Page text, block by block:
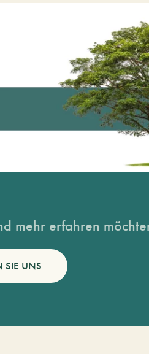
mehr erfahren
SIE UNS